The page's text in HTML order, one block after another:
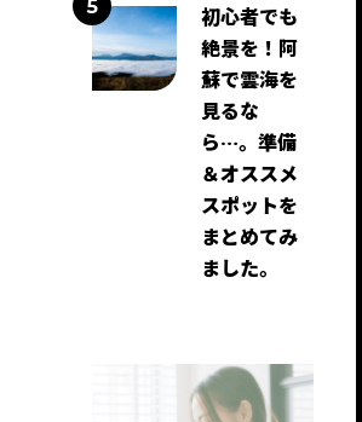
初心者でも
絶景を！阿
蘇で雲海を
見るな
ら…。準備
＆オススメ
スポットを
まとめてみ
ました。